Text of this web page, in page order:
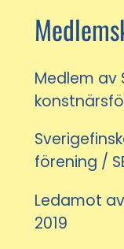
Medlem av
förening /
Ledamot
2019